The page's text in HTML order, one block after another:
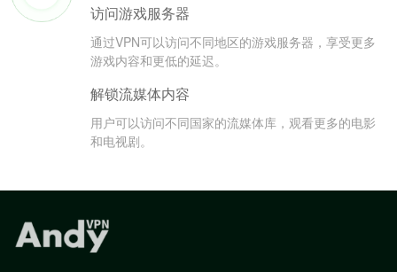
访问游戏服务器
通过VPN可以访问不同地区的游戏服务器，享受更多
游戏内容和更低的延迟。
解锁流媒体内容
用户可以访问不同国家的流媒体库，观看更多的电影
和电视剧。